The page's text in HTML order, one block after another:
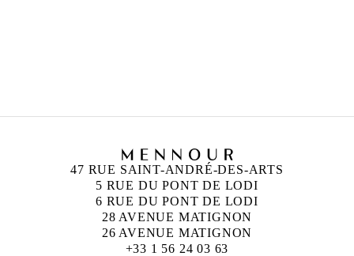
47 RUE SAINT-ANDRÉ-DES-ARTS
5 RUE DU PONT DE LODI
6 RUE DU PONT DE LODI
28 AVENUE MATIGNON
26 AVENUE MATIGNON
+33 1 56 24 03 63